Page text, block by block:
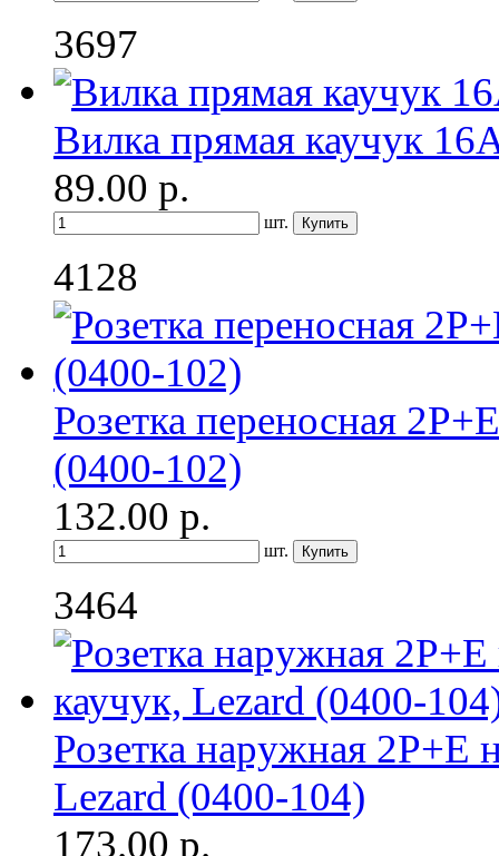
3697
Вилка прямая каучук
89.00 р.
шт.
4128
Розетка переносная
(0400-102)
132.00 р.
шт.
3464
Розетка наружная 2P+E
Lezard (0400-104)
173.00 р.